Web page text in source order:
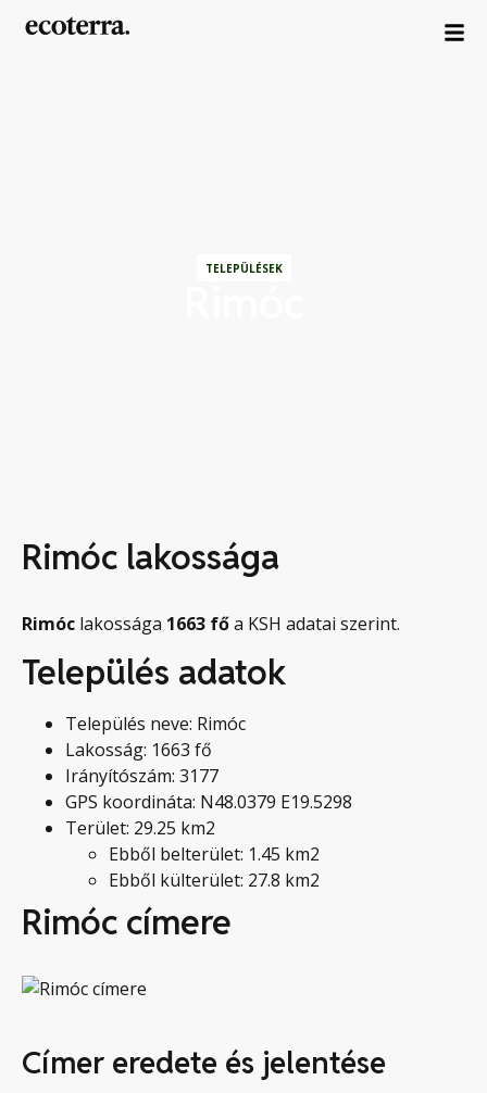
TELEPÜLÉSEK
Rimóc lakossága
Rimóc lakossága 1663 főa KSH adatai szerint.
Település adatok
Település neve: Rimóc
Lakosság: 1663 fő
Irányítószám: 3177
GPS koordináta: N48.0379 E19.5298
Terület: 29.25 km2
Ebből belterület: 1.45 km2
Ebből külterület: 27.8 km2
Rimóc címere
Címer eredete és jelentése